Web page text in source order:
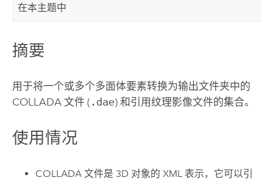
在本主题中
摘要
用于将一个或多个多面体要素转换为输出文件夹中的
COLLADA 文件 ( .dae) 和引用纹理影像文件的集合。
使用情况
COLLADA 文件是 3D 对象的 XML 表示，它可以引